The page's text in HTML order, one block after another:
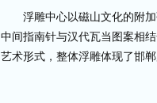
浮雕中心以磁山文化的附
中间指南针与汉代瓦当图案相
艺术形式，整体浮雕体现了邯